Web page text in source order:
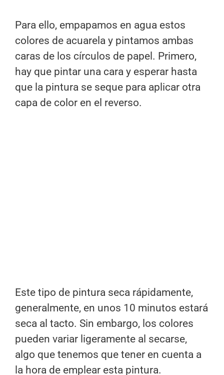
Para ello, empapamos en agua estos
colores de acuarela y pintamos ambas
caras de los círculos de papel. Primero,
hay que pintar una cara y esperar hasta
que la pintura se seque para aplicar otra
capa de color en el reverso.
Este tipo de pintura seca rápidamente,
generalmente, en unos 10 minutos estará
seca al tacto. Sin embargo, los colores
pueden variar ligeramente al secarse,
algo que tenemos que tener en cuenta a
la hora de emplear esta pintura.